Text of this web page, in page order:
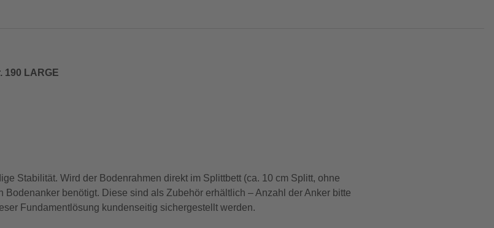
190 LARGE
Stabilität. Wird der Bodenrahmen direkt im Splittbett (ca. 10 cm Splitt, ohne
benötigt. Diese sind als Zubehör erhältlich – Anzahl der Anker bitte
Fundamentlösung kundenseitig sichergestellt werden.